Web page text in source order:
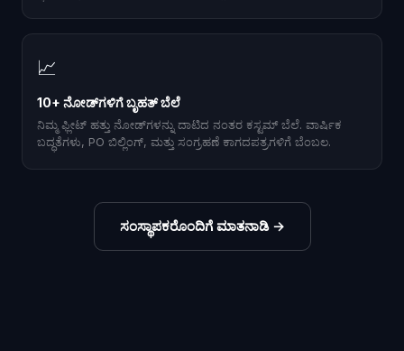
📈
10+ ನೋಡ್‌ಗಳಿಗೆ ಬೃಹತ್ ಬೆಲೆ
ನಿಮ್ಮ ಫ್ಲೀಟ್ ಹತ್ತು ನೋಡ್‌ಗಳನ್ನು ದಾಟಿದ ನಂತರ ಕಸ್ಟಮ್ ಬೆಲೆ. ವಾರ್ಷಿಕ
ಬದ್ಧತೆಗಳು, PO ಬಿಲ್ಲಿಂಗ್, ಮತ್ತು ಸಂಗ್ರಹಣೆ ಕಾಗದಪತ್ರಗಳಿಗೆ ಬೆಂಬಲ.
ಸಂಸ್ಥಾಪಕರೊಂದಿಗೆ ಮಾತನಾಡಿ→